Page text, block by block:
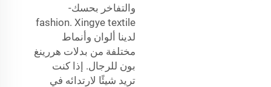
والتفاخر بحسك-
fashion. Xingye textile
لدينا ألوان وأنماط
مختلفة من بدلات هررينغ
بون للرجال. إذا كنت
تريد شيئًا لارتدائه في